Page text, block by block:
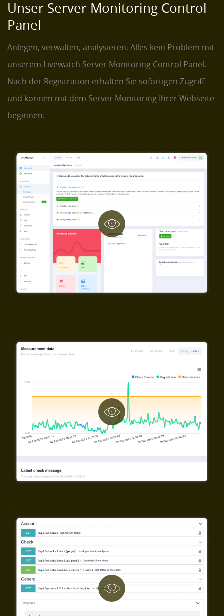
Unser Server Monitoring Control
Panel
Anlegen, verwalten, analysieren. Alles kein Problem mit
unserem Livewatch Server Monitoring Control Panel.
Nach der Registration erhalten Sie sofortigen Zugriff
und können mit dem Server Monitoring Ihrer Webseite
beginnen.